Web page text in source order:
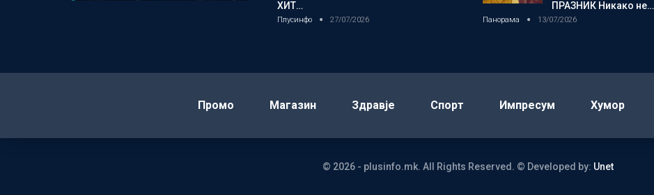
ХИТ…
Плусинфо 27/07/2026
ПРАЗНИК Никако не…
Панорама 13/07/2026
Промо Магазин Здравје Спорт Импресум Хумор
© 2026 - plusinfo.mk. All Rights Reserved. © Developed by: Unet